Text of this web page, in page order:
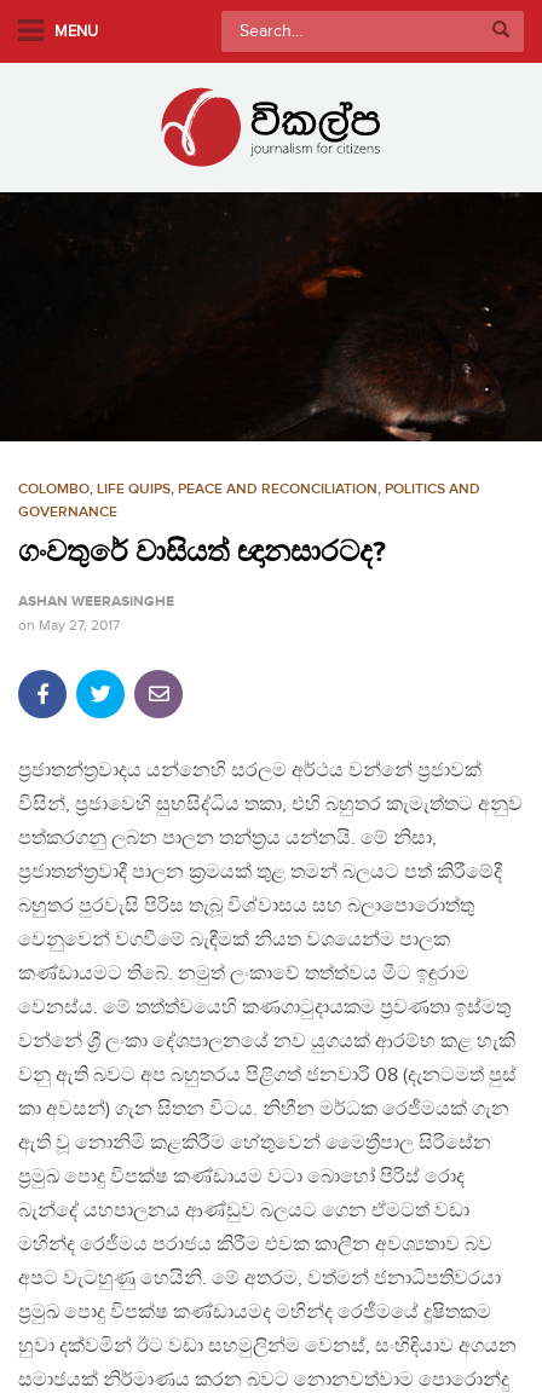
m
e
MENU
Search
for:
COLOMBO, LIFE QUIPS, PEACE AND RECONCILIATION, POLITICS AND
GOVERNANCE
ගංවතුරේ වාසියත් ඥානසාරටද?
ASHAN WEERASINGHE
on May 27, 2017
ප්‍රජාතන්ත්‍රවාදය යන්නෙහි සරලම අර්ථය වන්නේ ප්‍රජාවක්
විසින්, ප්‍රජාවෙහි සුභසිද්ධිය තකා, එහි බහුතර කැමැත්තට අනුව
පත්කරගනු ලබන පාලන තන්ත්‍රය යන්නයි. මේ නිසා,
ප්‍රජාතන්ත්‍රවාදී පාලන ක්‍රමයක් තුළ තමන් බලයට පත් කිරීමේදී
බහුතර පුරවැසි පිරිස තැබූ විශ්වාසය සහ බලාපොරොත්තු
වෙනුවෙන් වගවීමේ බැඳීමක් නියත වශයෙන්ම පාලක
කණ්ඩායමට තිබේ. නමුත් ලංකාවේ තත්ත්වය මීට ඉඳුරාම
වෙනස්ය. මේ තත්ත්වයෙහි කණගාටුදායකම ප්‍රවණතා ඉස්මතු
වන්නේ ශ්‍රී ලංකා දේශපාලනයේ නව යුගයක් ආරම්භ කළ හැකි
වනු ඇති බවට අප බහුතරය පිළිගත් ජනවාරි 08 (දැනටමත් පුස්
කා අවසන්) ගැන සිතන විටය. නිහීන මර්ධක රෙජීමයක් ගැන
ඇති වූ නොනිමි කළකිරීම හේතුවෙන් මෛත්‍රීපාල සිරිසේන
ප්‍රමුඛ පොදු විපක්ෂ කණ්ඩායම වටා බොහෝ පිරිස් රොද
බැන්දේ යහපාලනය ආණ්ඩුව බලයට ගෙන ඒමටත් වඩා
මහින්ද රෙජීමය පරාජය කිරීම එවක කාලීන අවශ්‍යතාව බව
අපට වැටහුණු හෙයිනි. මේ අතරම, වත්මන් ජනාධිපතිවරයා
ප්‍රමුඛ පොදු විපක්ෂ කණ්ඩායමද මහින්ද රෙජීමයේ දූෂිතකම
හුවා දක්වමින් ඊට වඩා සහමුලින්ම වෙනස්, සංහිඳියාව අගයන
සමාජයක් නිර්මාණය කරන බවට නොනවත්වාම පොරොන්දු